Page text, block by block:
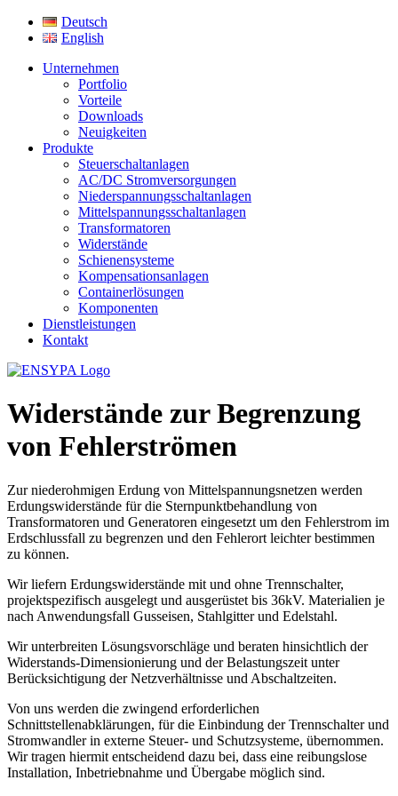
Deutsch
English
Unternehmen
Portfolio
Vorteile
Downloads
Neuigkeiten
Produkte
Steuerschaltanlagen
AC/DC Stromversorgungen
Niederspannungsschaltanlagen
Mittelspannungsschaltanlagen
Transformatoren
Widerstände
Schienensysteme
Kompensationsanlagen
Containerlösungen
Komponenten
Dienstleistungen
Kontakt
Widerstände zur Begrenzung
von Fehlerströmen
Zur niederohmigen Erdung von Mittelspannungsnetzen werden
Erdungswiderstände für die Sternpunktbehandlung von
Transformatoren und Generatoren eingesetzt um den Fehlerstrom im
Erdschlussfall zu begrenzen und den Fehlerort leichter bestimmen
zu können.
Wir liefern Erdungswiderstände mit und ohne Trennschalter,
projektspezifisch ausgelegt und ausgerüstet bis 36kV. Materialien je
nach Anwendungsfall Gusseisen, Stahlgitter und Edelstahl.
Wir unterbreiten Lösungsvorschläge und beraten hinsichtlich der
Widerstands-Dimensionierung und der Belastungszeit unter
Berücksichtigung der Netzverhältnisse und Abschaltzeiten.
Von uns werden die zwingend erforderlichen
Schnittstellenabklärungen, für die Einbindung der Trennschalter und
Stromwandler in externe Steuer- und Schutzsysteme, übernommen.
Wir tragen hiermit entscheidend dazu bei, dass eine reibungslose
Installation, Inbetriebnahme und Übergabe möglich sind.